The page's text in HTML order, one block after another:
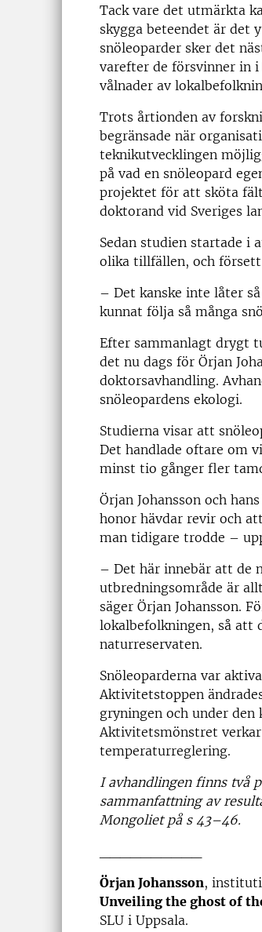
Tack vare det utmärkta
skygga beteendet är det
snöleoparder sker det
varefter de försvinner in i
vålnader av
Trots årtionden av
begränsade när
teknikutvecklingen
på vad en snöleopard
projektet för att sköta
doktorand vid Sveriges
Sedan studien startade i
olika tillfällen, och försett
– Det kanske inte låter
kunnat följa så många
Efter sammanlagt drygt
det nu dags för Örjan
doktorsavhandling.
snöleopardens ekologi.
Studierna visar att
Det handlade oftare om
minst tio gånger fler
Örjan Johansson och
honor hävdar revir och
man tidigare trodde –
– Det här innebär att de
utbredningsområde är
säger Örjan Johansson.
lokalbefolkningen, så att
naturreservaten.
Snöleoparderna var
Aktivitetstoppen
gryningen och under
Aktivitetsmönstret
temperaturreglering.
I avhandlingen finns två
sammanfattning av
Mongoliet på s 43–46.
Örjan Johansson,
Unveiling the ghost of
SLU i Uppsala.